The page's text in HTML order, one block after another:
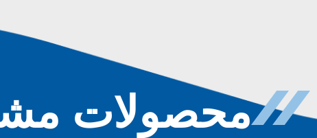
محصولات